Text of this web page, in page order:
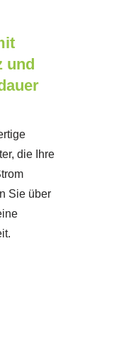
und
die Ihre
Sie über